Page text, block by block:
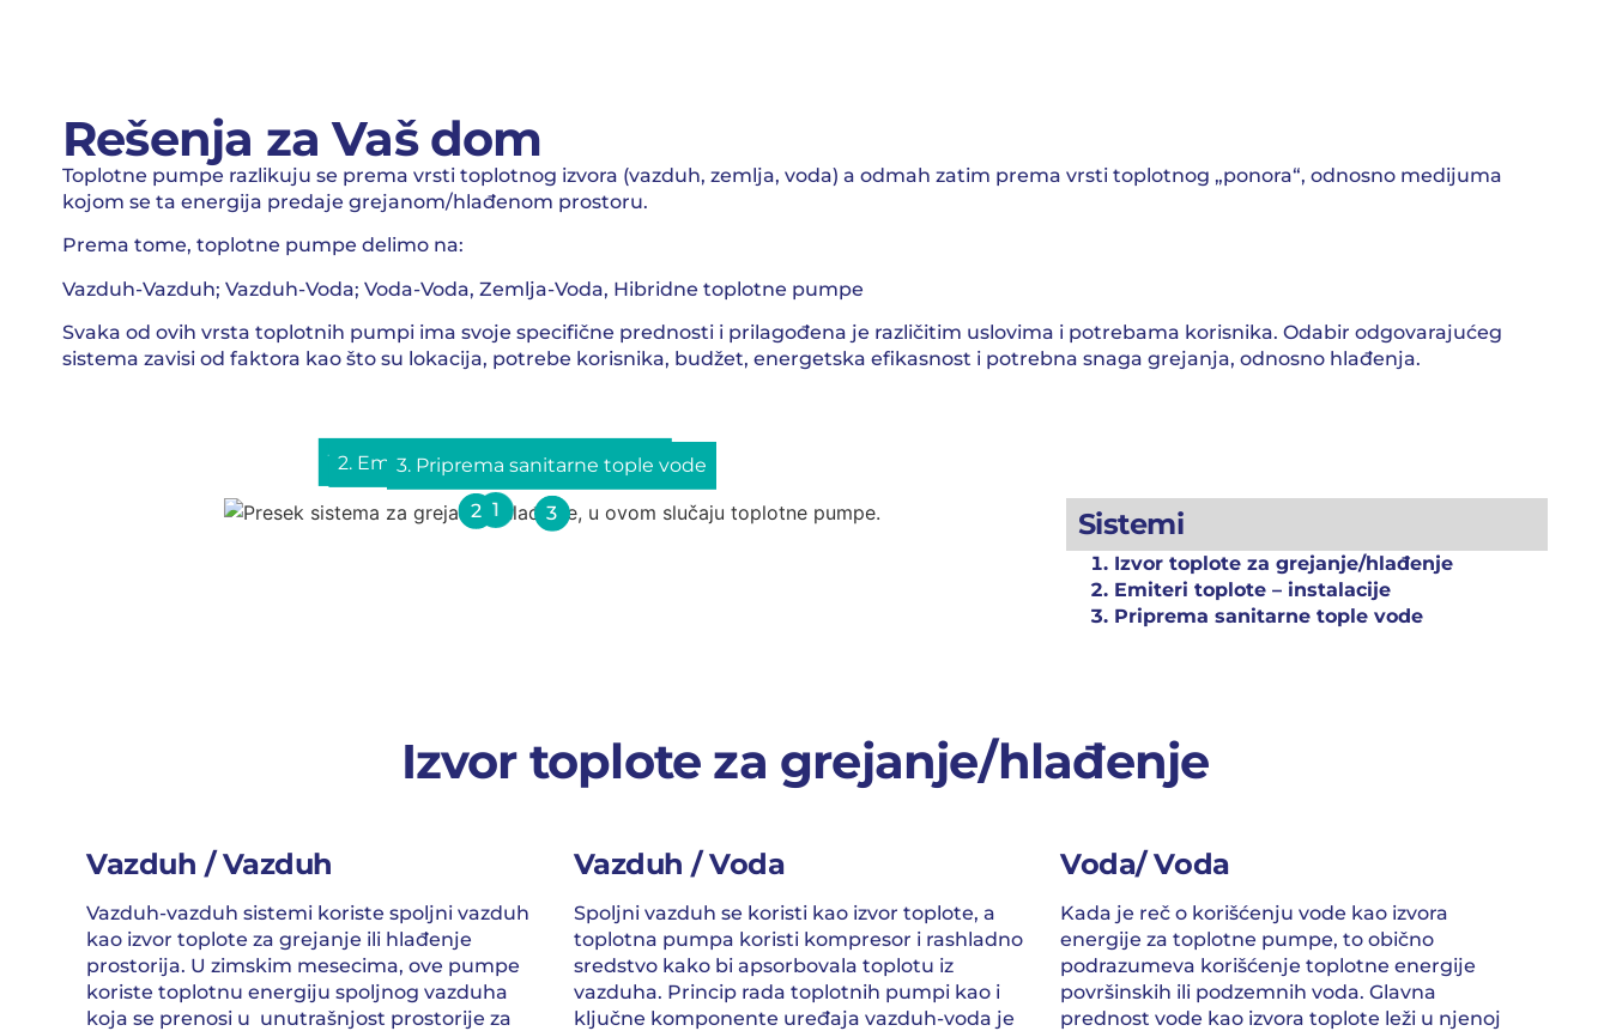
Rešenja za Vaš dom
Toplotne pumpe razlikuju se prema vrsti toplotnog izvora (vazduh, zemlja, voda) a odmah zatim prema vrsti toplotnog „ponora“, odnosno medijuma
kojom se ta energija predaje grejanom/hlađenom prostoru.
Prema tome, toplotne pumpe delimo na:
Vazduh-Vazduh; Vazduh-Voda; Voda-Voda, Zemlja-Voda, Hibridne toplotne pumpe
Svaka od ovih vrsta toplotnih pumpi ima svoje specifične prednosti i prilagođena je različitim uslovima i potrebama korisnika. Odabir odgovarajućeg
sistema zavisi od faktora kao što su lokacija, potrebe korisnika, budžet, energetska efikasnost i potrebna snaga grejanja, odnosno hlađenja.
1
1. Izvor toplote za grejanje/hlađenje
2
2. Emiteri toplote - instalacije
3
3. Priprema sanitarne tople vode
Sistemi
Izvor toplote za grejanje/hlađenje
Emiteri toplote – instalacije
Priprema sanitarne tople vode
Izvor toplote za grejanje/hlađenje
Vazduh / Vazduh
Vazduh-vazduh sistemi koriste spoljni vazduh
kao izvor toplote za grejanje ili hlađenje
prostorija. U zimskim mesecima, ove pumpe
koriste toplotnu energiju spoljnog vazduha
koja se prenosi u unutrašnjost prostorije za
Vazduh / Voda
Spoljni vazduh se koristi kao izvor toplote, a
toplotna pumpa koristi kompresor i rashladno
sredstvo kako bi apsorbovala toplotu iz
vazduha. Princip rada toplotnih pumpi kao i
ključne komponente uređaja vazduh-voda je
Voda/ Voda
Kada je reč o korišćenju vode kao izvora
energije za toplotne pumpe, to obično
podrazumeva korišćenje toplotne energije
površinskih ili podzemnih voda. Glavna
prednost vode kao izvora toplote leži u njenoj